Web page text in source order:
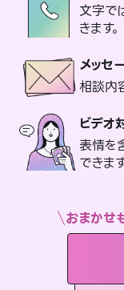
文字で
きます。
メッセ
相談内
ビデオ
表情を
できます
おまかせ